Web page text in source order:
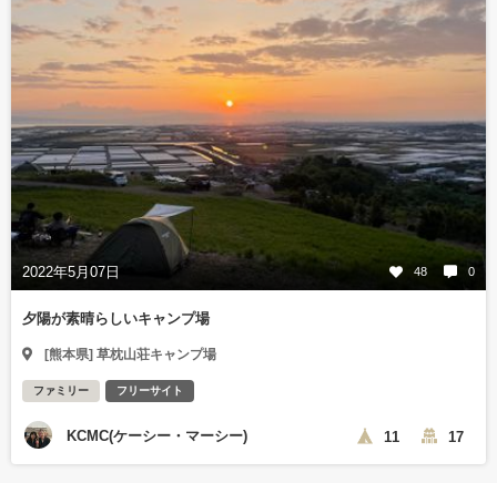
2022年5月07日 48 0
夕陽が素晴らしいキャンプ場
[熊本県] 草枕山荘キャンプ場
ファミリー フリーサイト
KCMC(ケーシー・マーシー) 11 17